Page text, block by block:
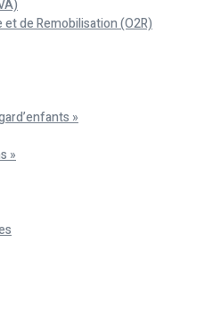
de Remobilisation (O2R)
»
»